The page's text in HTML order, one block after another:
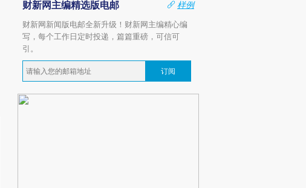
财新网主编精选版电邮
样例
财新网新闻版电邮全新升级！财新网主编精心编
写，每个工作日定时投递，篇篇重磅，可信可
引。
订阅